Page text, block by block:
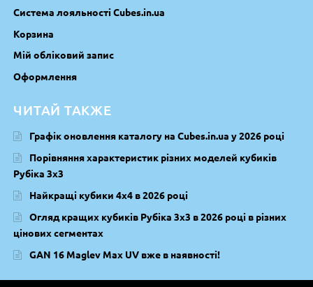
Система лояльності Cubes.in.ua
Корзина
Мій обліковий запис
Оформлення
ЧИТАЙ ТАКЖЕ
Графік оновлення каталогу на Cubes.in.ua у 2026 році
Порівняння характеристик різних моделей кубиків
Рубіка 3х3
Найкращі кубики 4х4 в 2026 році
Огляд кращих кубиків Рубіка 3х3 в 2026 році в різних
цінових сегментах
GAN 16 Maglev Max UV вже в наявності!